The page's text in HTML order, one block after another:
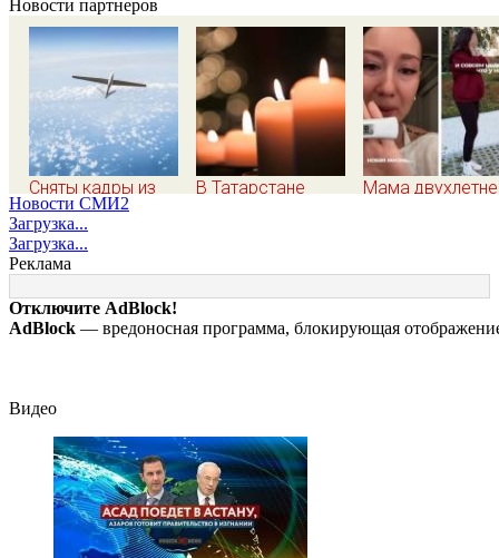
Новости партнеров
Сняты кадры из
атакованного
региона РФ в 1200
км от границы
В Татарстане
БПЛА на
Нижнекамск
Мама
больнице,
беременна:
ждет девочку
Новости СМИ2
Загрузка...
Загрузка...
Реклама
Отключите AdBlock!
AdBlock — вредоносная программа, блокирующая
Видео